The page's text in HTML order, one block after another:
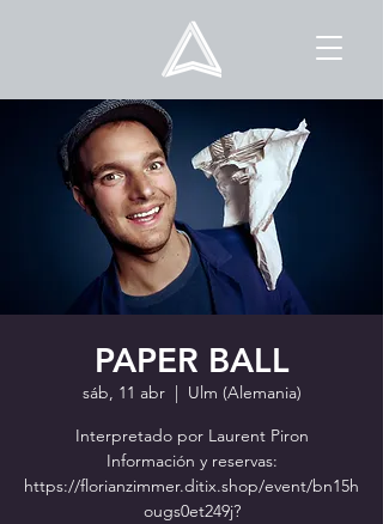
PAPER BALL
sáb, 11 abr
  |
Ulm (Alemania)
Interpretado por Laurent Piron
Información y reservas:
https://florianzimmer.ditix.shop/event/bn15h
ougs0et249j?